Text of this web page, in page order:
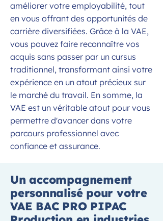
améliorer votre employabilité, tout
en vous offrant des opportunités de
carrière diversifiées. Grâce à la VAE,
vous pouvez faire reconnaître vos
acquis sans passer par un cursus
traditionnel, transformant ainsi votre
expérience en un atout précieux sur
le marché du travail. En somme, la
VAE est un véritable atout pour vous
permettre d'avancer dans votre
parcours professionnel avec
confiance et assurance.
Un accompagnement
personnalisé pour votre
VAE BAC PRO PIPAC